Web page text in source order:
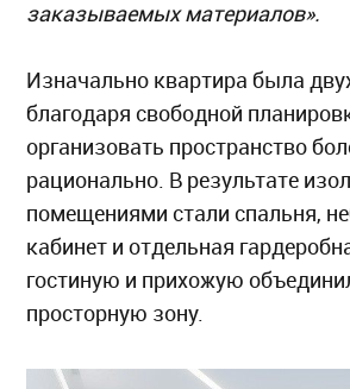
заказываемых материалов».
Изначально квартира была
благодаря свободной
организовать пространство
рационально. В результате
помещениями стали спальня,
кабинет и отдельная
гостиную и прихожую
просторную зону.